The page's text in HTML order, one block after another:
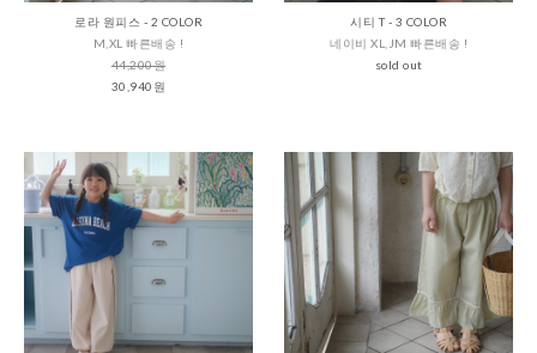
로라 원피스 - 2 COLOR
M,XL 빠른배송 !
44,200원
30,940원
시티 T - 3 COLOR
네이비 XL,JM 빠른배송 !
sold out